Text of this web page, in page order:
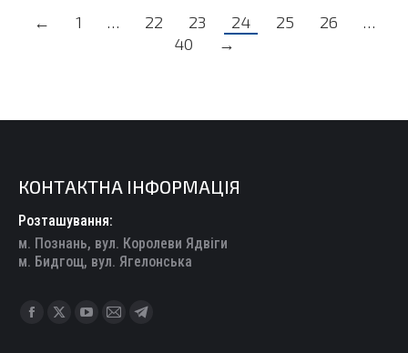
← 1 … 22 23 24 25 26
…
40
→
КОНТАКТНА ІНФОРМАЦІЯ
Розташування:
м. Познань, вул. Королеви Ядвіги
м. Бидгощ, вул. Ягелонська
Find us on:
Facebook
X
YouTube
Mail
Telegram